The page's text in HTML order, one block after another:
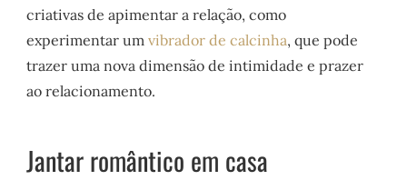
criativas de apimentar a relação, como
experimentar umvibrador de calcinha, que pode
trazer uma nova dimensão de intimidade e prazer
ao relacionamento.
Jantar romântico em casa